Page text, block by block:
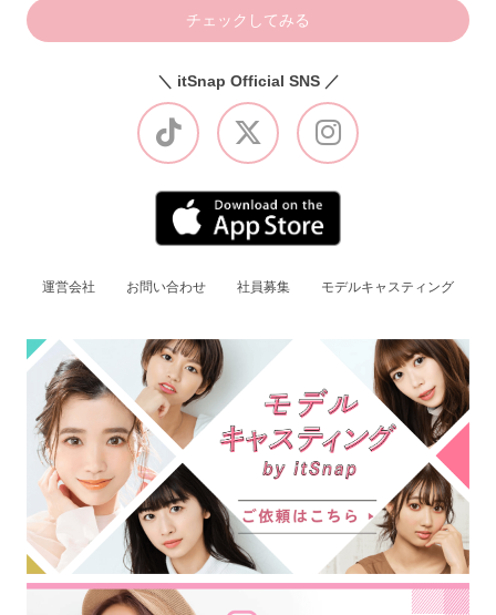
チェックしてみる
＼ itSnap Official SNS ／
運営会社 お問い合わせ 社員募集 モデルキャスティング